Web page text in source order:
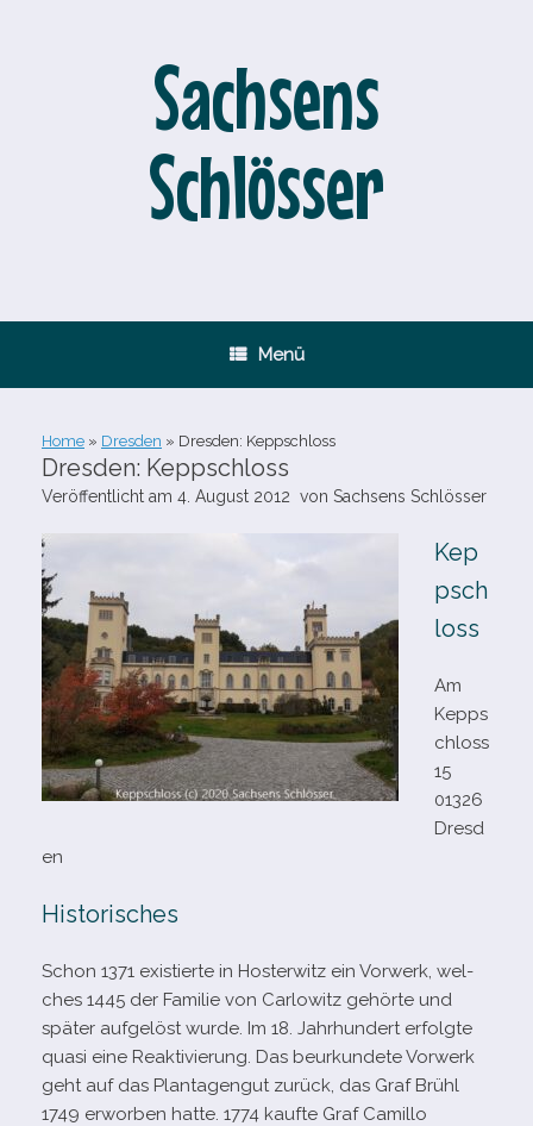
Sachsens
Schlösser
Menü
Home » Dresden » Dresden: Keppschloss
Dresden: Keppschloss
Veröffentlicht am 4. August 2012 von Sachsens Schlösser
Kep
psch
loss
Am
Kepps
chloss
15
01326
Dresd
en
Historisches
Schon 1371 exis­tierte in Hosterwitz ein Vorwerk, wel­
ches 1445 der Familie von Carlowitz gehörte und
spä­ter auf­ge­löst wurde. Im 18. Jahrhundert erfolgte
quasi eine Reaktivierung. Das beur­kun­dete Vorwerk
geht auf das Plantagengut zurück, das Graf Brühl
1749 erwor­ben hatte. 1774 kaufte Graf Camillo